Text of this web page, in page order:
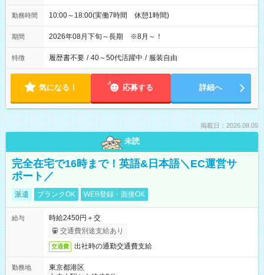
勤務時間 10:00～18:00(実働7時間 休憩1時間)
期間 2026年08月下旬～長期 ※8月～！
特徴 履歴書不要 / 40～50代活躍中 / 服装自由
気になる！ 応募する 詳細へ
掲載日：2026.08.05
未読
完全在宅で16時まで！英語&日本語＼EC運営サ
ポート／
派遣 ブランクOK WEB登録・面接OK
給与
時給2450円＋交
交通費別途支給あり
交通費 出社時の通勤交通費支給
勤務地
東京都港区